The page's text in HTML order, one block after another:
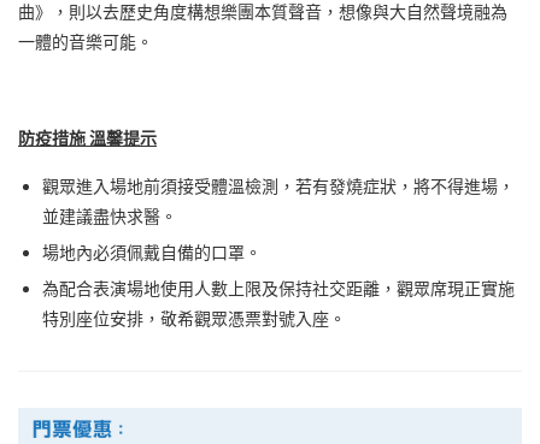
曲》，則以去歷史角度構想樂團本質聲音，想像與大自然聲境融為
一體的音樂可能。
防疫措施 溫馨提示
觀眾進入場地前須接受體溫檢測，若有發燒症狀，將不得進場，
並建議盡快求醫。
場地內必須佩戴自備的口罩。
為配合表演場地使用人數上限及保持社交距離，觀眾席現正實施
特別座位安排，敬希觀眾憑票對號入座。